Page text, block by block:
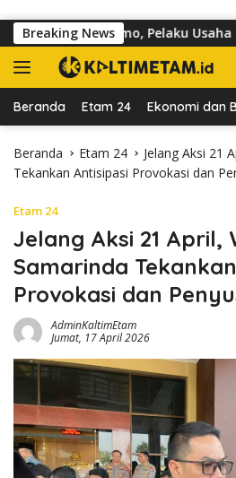
Breaking News
dr Sutomo, Pelaku Usaha
Beranda Etam 24 Ekonomi dan
Beranda Etam 24
Jelang Aksi 21
Tekankan Antisipasi Provokasi dan
Etam 24
Jelang Aksi 21 April,
Samarinda
Provokasi dan
AdminKaltimEtam
Jumat, 17 April 2026